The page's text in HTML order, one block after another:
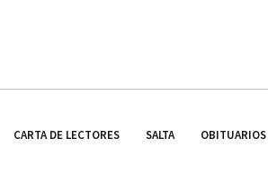
CARTA DE LECTORES SALTA OBITUARIOS